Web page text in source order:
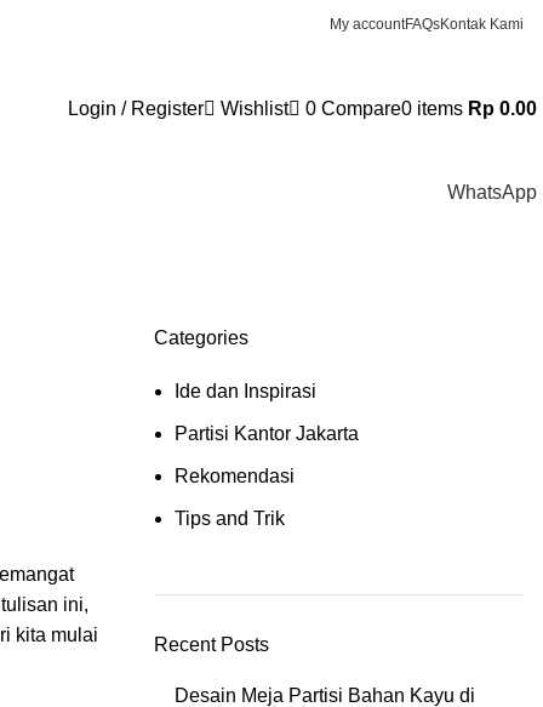
My accountFAQsKontak Kami
Login / Register Wishlist 0 Compare0 items Rp 0.00
WhatsApp
ini,
kita mulai
Categories
Ide dan Inspirasi
Partisi Kantor Jakarta
Rekomendasi
Tips and Trik
Recent Posts
Desain Meja Partisi Bahan Kayu di